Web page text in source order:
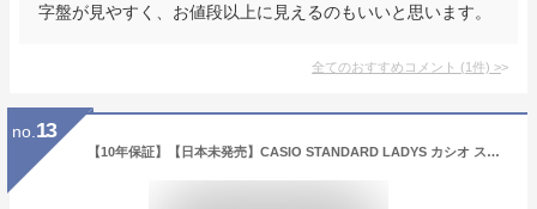
字盤が見やすく、お値段以上に見えるのもいいと思います。
全てのおすすめコメント (1件) >
no. 13
【10年保証】【日本未発売】CASIO STANDARD LADYS カシオ スタンダード LTP-V005D 腕時計 時計 ブランド レディース キッズ 子供 女の子 チープカシオ チプカシ アナログ シルバー ブラック 黒 青 ネイビー ピンク シンプル メタル 海外モデル ギフト プレゼント